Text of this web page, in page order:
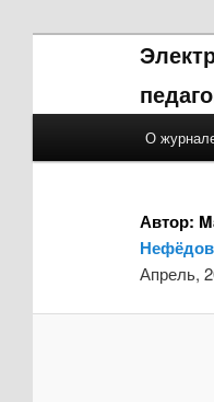
Skip to
Skip
О
Автор:
Апрель,